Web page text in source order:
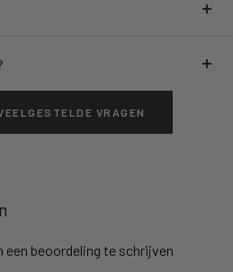
VRAGEN
een beoordeling te schrijven